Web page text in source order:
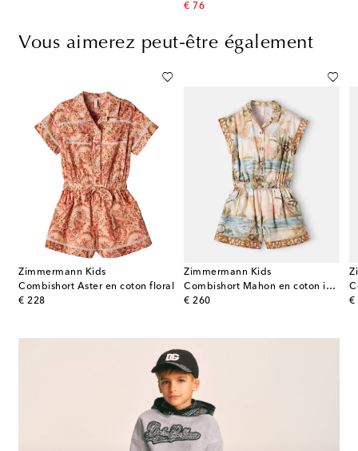
€ 76
original price
Vous aimerez peut-être également
Zimmermann Kids
Combishort Aster en coton floral
€ 228
original price
Zimmermann Kids
Combishort Mahon en coton imprimé
€ 260
original price €